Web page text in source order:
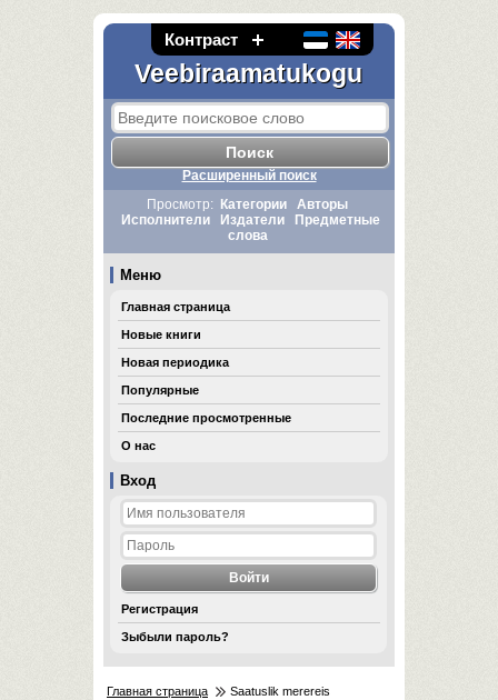
Контраст
Veebiraamatukogu
Вход
Регистрация
Зыбыли пароль?
Расширенный поиск
Просмотр:
Категории
Авторы
Исполнители
Издатели
Предметные
слова
Меню
Главная страница
Новые книги
Новая периодика
Популярные
Последние просмотренные
О нас
Главная страница Saatuslik merereis